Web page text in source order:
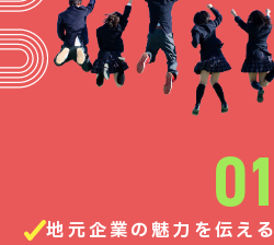
01
地元企業の魅力を伝える